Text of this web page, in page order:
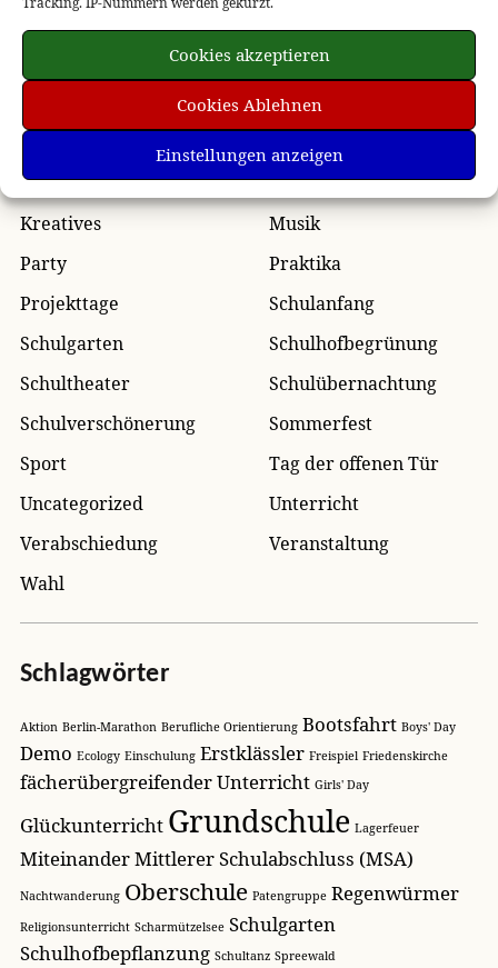
Cookies akzeptieren
Cookies Ablehnen
Einstellungen anzeigen
Einschulung
Freie Schule
GeWi
Glücksunterricht
Grundschulreise
Klassenfahrt
Kreatives
Musik
Party
Praktika
Projekttage
Schulanfang
Schulgarten
Schulhofbegrünung
Schultheater
Schulübernachtung
Schulverschönerung
Sommerfest
Sport
Tag der offenen Tür
Uncategorized
Unterricht
Verabschiedung
Veranstaltung
Wahl
Schlagwörter
Aktion Berlin-Marathon Berufliche Orientierung Bootsfahrt Boys' Day
Demo Ecology Einschulung Erstklässler Freispiel Friedenskirche
fächerübergreifender Unterricht Girls' Day
Glückunterricht Grundschule Lagerfeuer
MiteinanderMittlerer Schulabschluss (MSA)
Nachtwanderung Oberschule Patengruppe Regenwürmer
Religionsunterricht Scharmützelsee Schulgarten
Schulhofbepflanzung Schultanz Spreewald